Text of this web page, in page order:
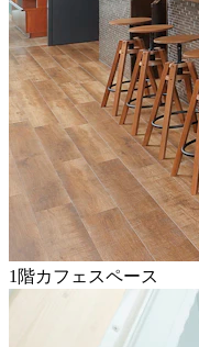
1階カフェスペース